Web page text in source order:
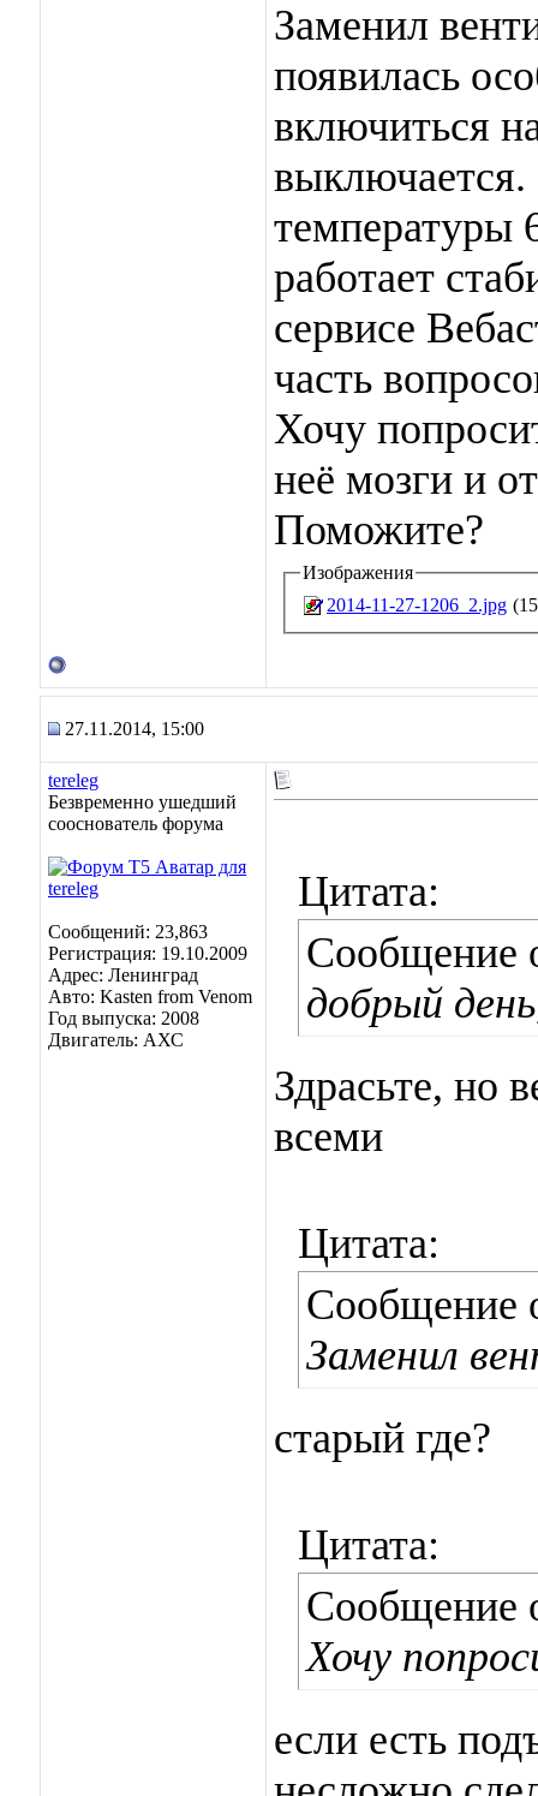
Заменил
появилась
включиться
температуры
работает
сервисе
часть
Хочу
неё мозги и
Поможите?
Изображения
2014-11-27-1206_2.jpg
27.11.2014, 15:00
tereleg
Безвременно ушедший
сооснователь форума
Сообщений: 23,863
Регистрация: 19.10.2009
Адрес: Ленинград
Авто: Kasten from Venom
Год выпуска: 2008
Двигатель: АХС
Цитата:
Сообщение
добрый
Здрасьте, но
всеми
Цитата:
Сообщение
Заменил
старый где?
Цитата:
Сообщение
Хочу
если есть